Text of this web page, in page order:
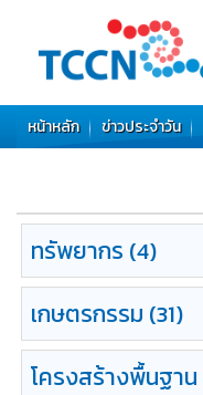
หน้าหลัก ข่าวประจำวัน
ทรัพยากร (4)
เกษตรกรรม (31)
โครงสร้างพื้นฐาน